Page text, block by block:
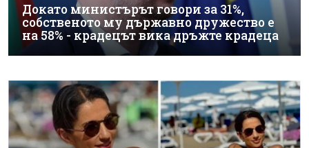
Докато министърът говори за 31%,
собственото му държавно дружество е
на 58% - крадецът вика дръжте крадеца